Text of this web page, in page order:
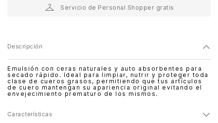
Servicio de Personal Shopper gratis
Descripción
Emulsión con ceras naturales y auto absorbentes para
secado rápido. Ideal para limpiar, nutrir y proteger toda
clase de cueros grasos, permitiendo que tus artículos
de cuero mantengan su apariencia original evitando el
envejecimiento prematuro de los mismos.
Características